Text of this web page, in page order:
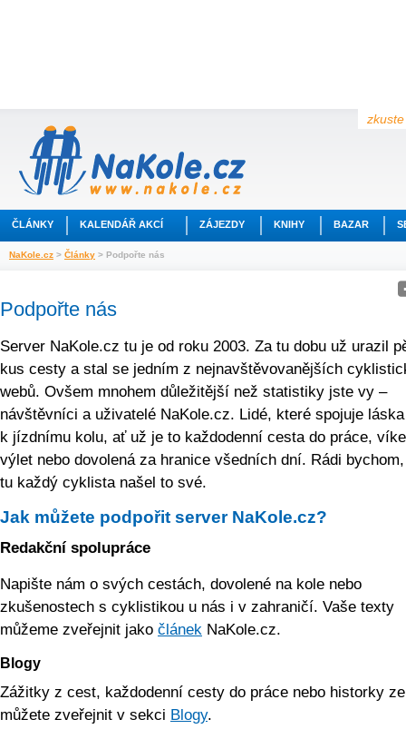
ČLÁNKY KALENDÁŘ AKCÍ ZÁJEZDY KNIHY BAZAR
NaKole.cz > Články > Podpořte nás
Podpořte nás
Server NaKole.cz tu je od roku 2003. Za tu dobu už urazil
kus cesty a stal se jedním z nejnavštěvo­vanějších
webů. Ovšem mnohem důležitější než statistiky jste vy –
návštěvníci a uživatelé NaKole.cz. Lidé, které spojuje láska
k jízdnímu kolu, ať už je to každodenní cesta do práce,
výlet nebo dovolená za hranice všedních dní. Rádi
tu každý cyklista našel to své.
Jak můžete podpořit server NaKole.cz?
Redakční spolupráce
Napište nám o svých cestách, dovolené na kole nebo
zkušenostech s cyklistikou u nás i v zahraničí. Vaše texty
můžeme zveřejnit jako článek NaKole.cz.
Blogy
Zážitky z cest, každodenní cesty do práce nebo historky
můžete zveřejnit v sekci Blogy.